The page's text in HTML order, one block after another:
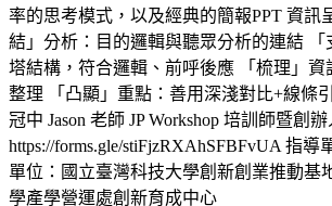
率的思考模式，以及經典的簡報PPT 資訊
結」分析：目的邏輯與聽眾分析的連結 「
塔結構，符合邏輯、前呼後應 「梳理」資
整理 「凸顯」重點：善用深淺對比+線條
冠中 Jason 老師 JP Workshop 培訓師暨創
https://forms.gle/stiFjzRXAhSFBFvUA 指導
單位：國立臺灣科技大學創新創業推動基
學產學營運處創新育成中心